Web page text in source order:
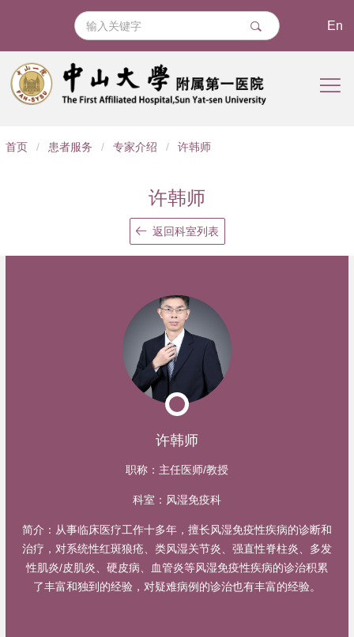
En
导
首页 / 患者服务 / 专家介绍 / 许韩师
许韩师
返回科室列表
许韩师
职称： 主任医师/教授
科室： 风湿免疫科
简介： 从事临床医疗工作十多年，擅长风湿免疫性疾病的诊断和
治疗，对系统性红斑狼疮、类风湿关节炎、强直性脊柱炎、多发
性肌炎/皮肌炎、硬皮病、血管炎等风湿免疫性疾病的诊治积累
了丰富和独到的经验，对疑难病例的诊治也有丰富的经验。